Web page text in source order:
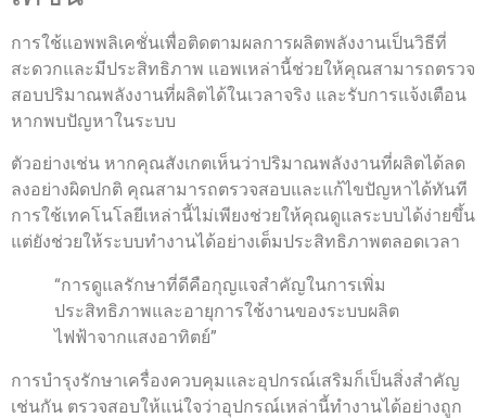
การใช้แอพพลิเคชั่นเพื่อติดตามผลการผลิตพลังงานเป็นวิธีที่
สะดวกและมีประสิทธิภาพ แอพเหล่านี้ช่วยให้คุณสามารถตรวจ
สอบปริมาณพลังงานที่ผลิตได้ในเวลาจริง และรับการแจ้งเตือน
หากพบปัญหาในระบบ
ตัวอย่างเช่น หากคุณสังเกตเห็นว่าปริมาณพลังงานที่ผลิตได้ลด
ลงอย่างผิดปกติ คุณสามารถตรวจสอบและแก้ไขปัญหาได้ทันที
การใช้เทคโนโลยีเหล่านี้ไม่เพียงช่วยให้คุณดูแลระบบได้ง่ายขึ้น
แต่ยังช่วยให้ระบบทำงานได้อย่างเต็มประสิทธิภาพตลอดเวลา
“การดูแลรักษาที่ดีคือกุญแจสำคัญในการเพิ่ม
ประสิทธิภาพและอายุการใช้งานของระบบผลิต
ไฟฟ้าจากแสงอาทิตย์”
การบำรุงรักษาเครื่องควบคุมและอุปกรณ์เสริมก็เป็นสิ่งสำคัญ
เช่นกัน ตรวจสอบให้แน่ใจว่าอุปกรณ์เหล่านี้ทำงานได้อย่างถูก